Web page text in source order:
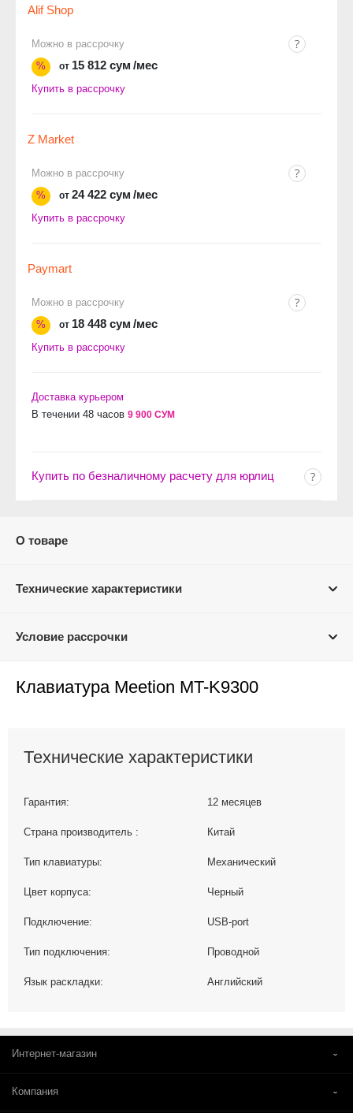
Alif Shop
Можно в рассрочку
%
от 15 812 сум /мес
Купить в рассрочку
Z Market
Можно в рассрочку
%
от 24 422 сум /мес
Купить в рассрочку
Paymart
Можно в рассрочку
%
от 18 448 сум /мес
Купить в рассрочку
Доставка курьером
В течении 48 часов 9 900 СУМ
Купить по безналичному расчету для юрлиц
О товаре
Технические характеристики
Условие рассрочки
Клавиатура Meetion MT-K9300
Технические характеристики
Гарантия: 12 месяцев
Страна производитель : Китай
Тип клавиатуры: Механический
Цвет корпуса: Черный
Подключение: USB-port
Тип подключения: Проводной
Язык раскладки: Английский
Интернет-магазин
Компания